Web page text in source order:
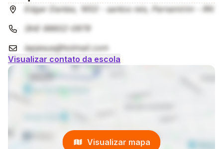
Edgar Dantas, 1653 - santos reis, Parnamirim - RN
(84) 98602-0979
iepjesus@hotmail.com
Visualizar contato da escola
Visualizar mapa